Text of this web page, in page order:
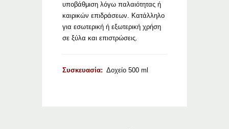
υποβάθμιση λόγω παλαιότητας ή
καιρικών επιδράσεων. Κατάλληλο
για εσωτερική ή εξωτερική χρήση
σε ξύλα και επιστρώσεις.
Συσκευασία: Δοχείο 500 ml